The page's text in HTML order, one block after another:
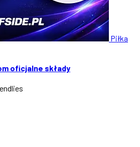
Piłka
oficjalne składy